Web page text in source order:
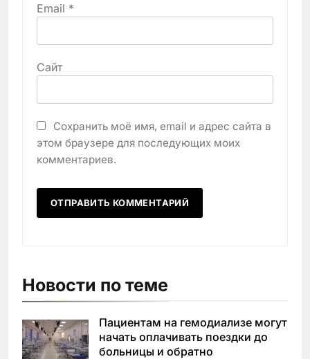
Email *
Сайт
Сохранить моё имя, email и адрес сайта в
этом браузере для последующих моих
комментариев.
Новости по теме
Пациентам на гемодиализе могут
начать оплачивать поездки до
больницы и обратно